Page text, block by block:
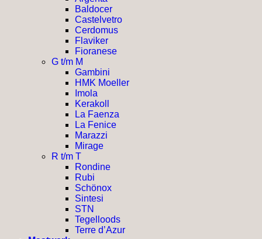
Baldocer
Castelvetro
Cerdomus
Flaviker
Fioranese
G t/m M
Gambini
HMK Moeller
Imola
Kerakoll
La Faenza
La Fenice
Marazzi
Mirage
R t/m T
Rondine
Rubi
Schönox
Sintesi
STN
Tegelloods
Terre d’Azur